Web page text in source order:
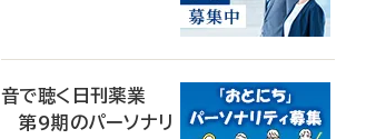
音で聴く日刊薬業
第9期のパーソナリ